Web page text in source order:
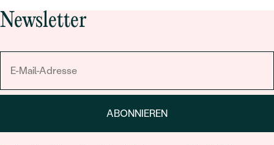
Newsletter
ABONNIEREN